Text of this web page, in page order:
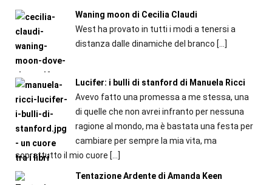
Waning moon di Cecilia Claudi
West ha provato in tutti i modi a tenersi a
distanza dalle dinamiche del branco […]
Lucifer: i bulli di stanford di Manuela Ricci
Avevo fatto una promessa a me stessa, una
di quelle che non avrei infranto per nessuna
ragione al mondo, ma è bastata una festa per
cambiare per sempre la mia vita, ma
soprattutto il mio cuore […]
Tentazione Ardente di Amanda Keen